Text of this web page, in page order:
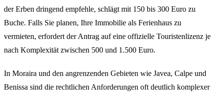
der Erben dringend empfehle, schlägt mit 150 bis 300 Euro zu
Buche. Falls Sie planen, Ihre Immobilie als Ferienhaus zu
vermieten, erfordert der Antrag auf eine offizielle Touristenlizenz je
nach Komplexität zwischen 500 und 1.500 Euro.
In Moraira und den angrenzenden Gebieten wie Javea, Calpe und
Benissa sind die rechtlichen Anforderungen oft deutlich komplexer